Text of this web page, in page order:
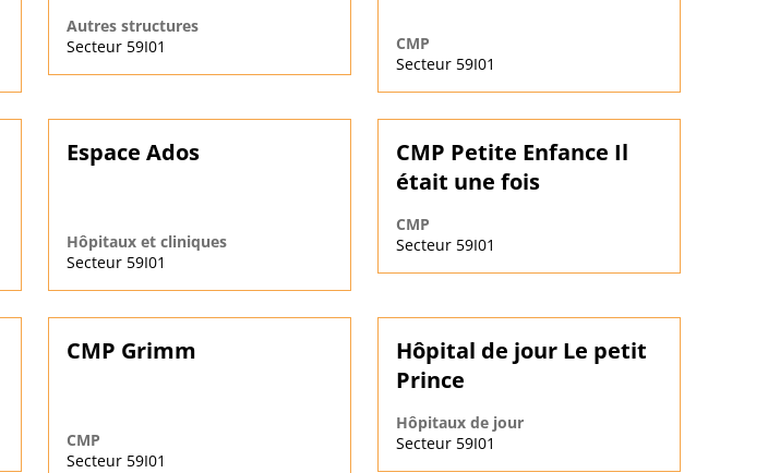
Autres structures
Secteur 59I01
CMP
Secteur 59I01
Espace Ados
Hôpitaux et cliniques
Secteur 59I01
CMP Petite Enfance Il
était une fois
CMP
Secteur 59I01
CMP Grimm
CMP
Secteur 59I01
Hôpital de jour Le petit
Prince
Hôpitaux de jour
Secteur 59I01